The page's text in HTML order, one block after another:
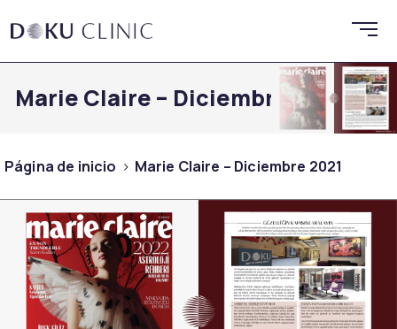
Marie Claire – Diciembre 2021
Página de inicio Marie Claire – Diciembre 2021